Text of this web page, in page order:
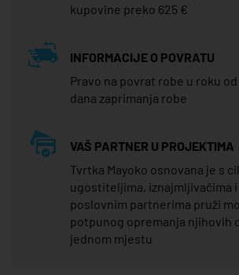
kupovine preko 625 €
INFORMACIJE O POVRATU
Pravo na povrat robe u roku od
dana zaprimanja robe
VAŠ PARTNER U PROJEKTIMA
Tvrtka Mayoko osnovana je s
ugostiteljima, iznajmljivačima
poslovnim partnerima pruži
potpunog opremanja njihovih
jednom mjestu